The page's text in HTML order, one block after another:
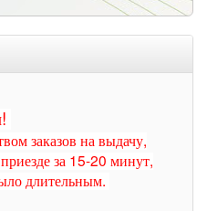
заказов на выдачу,
за 15-20 минут,
длительным.